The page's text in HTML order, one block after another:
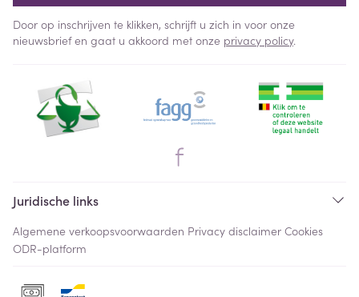
Door op inschrijven te klikken, schrijft u zich in voor onze
nieuwsbrief en gaat u akkoord met onze privacy policy.
Juridische links
Algemene verkoopsvoorwaarden Privacy disclaimer Cookies
ODR-platform